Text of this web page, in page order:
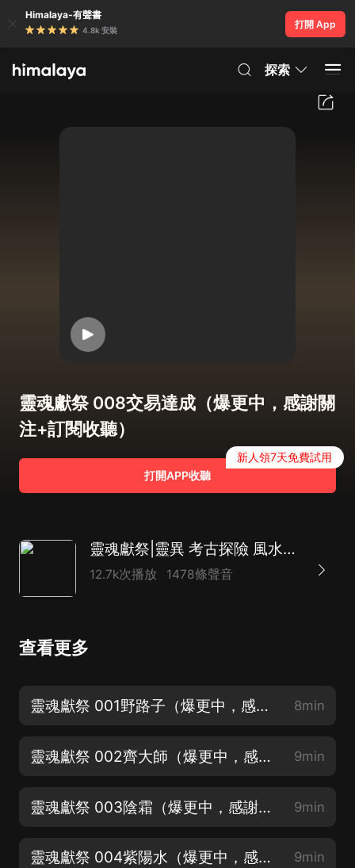
Himalaya-有聲書
4.8k 安裝
打開 App
探索
靈魂獻祭 008交易達成（爆更中，感謝關
注+訂閱收聽）
打開APP收聽
新人領7天免費試用
靈魂獻祭|靈異 考古探險 風水秘術 鬼吹燈同款
12.7k次播放 1478條聲音
查看更多
靈魂獻祭 001野路子（爆更中，感謝關注+訂閱收聽） 8min
靈魂獻祭 002齊大師（爆更中，感謝關注+訂閱收聽） 9min
靈魂獻祭 003陰霜（爆更中，感謝關注+訂閱收聽） 9min
靈魂獻祭 004紫陽水（爆更中，感謝關注+訂閱收聽） 9min